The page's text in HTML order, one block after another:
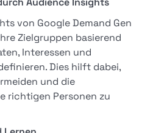
von Google Demand Gen
Zielgruppen basierend
Interessen und
Dies hilft dabei,
und die
richtigen Personen zu